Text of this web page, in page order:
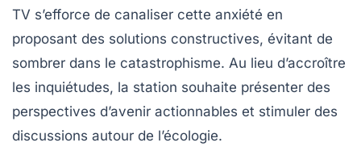
TV s’efforce de canaliser cette anxiété en
proposant des solutions constructives, évitant de
sombrer dans le catastrophisme. Au lieu d’accroître
les inquiétudes, la station souhaite présenter des
perspectives d’avenir actionnables et stimuler des
discussions autour de l’écologie.